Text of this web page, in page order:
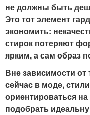
не должны быть
Это тот элемент
экономить:
стирок потеряют
ярким, а сам образ
Вне зависимости от
сейчас в моде,
ориентироваться
подобрать